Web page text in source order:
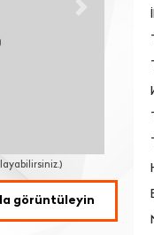
görüntüleyin